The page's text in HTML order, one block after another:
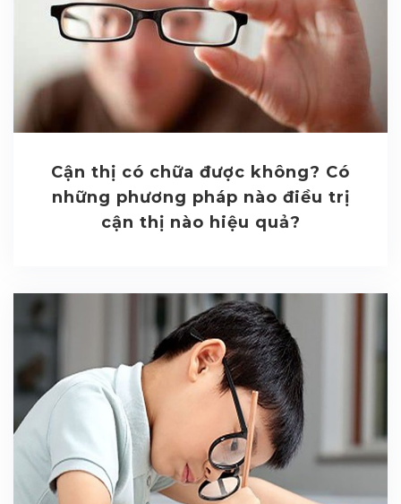
Cận thị có chữa được không? Có
những phương pháp nào điều trị
cận thị nào hiệu quả?